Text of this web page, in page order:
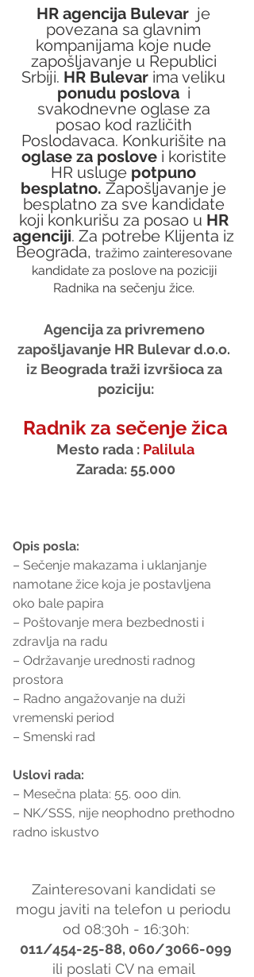
HR agencija Bulevar
  je
povezana sa glavnim
kompanijama koje nude
zapošljavanje u Republici
Srbiji. HR Bulevar ima veliku
ponudu poslova
  i
svakodnevne oglase za
posao kod različith
Poslodavaca. Konkurišite na
oglase za poslove i koristite
HR usluge potpuno
besplatno. Zapošljavanje je
besplatno za sve kandidate
koji konkurišu za posao u HR
agenciji. Za potrebe Klijenta iz
Beograda, tražimo zainteresovane
kandidate za poslove na poziciji
Radnika na sečenju žice.
Agencija za privremeno
zapošljavanje HR Bulevar d.o.o.
iz Beograda traži izvršioca za
poziciju:
Radnik za sečenje žica
Mesto rada : Palilula
Zarada: 55.000
Opis posla:
– Sečenje makazama i uklanjanje
namotane žice koja je postavljena
oko bale papira
– Poštovanje mera bezbednosti i
zdravlja na radu
– Održavanje urednosti radnog
prostora
– Radno angažovanje na duži
vremenski period
– Smenski rad
Uslovi rada:
– Mesečna plata: 55. ooo din.
– NK/SSS, nije neophodno prethodno
radno iskustvo
Zainteresovani kandidati se
mogu javiti na telefon u periodu
od 08:30h - 16:30h:
011/454-25-88, 060/3066-099
ili poslati CV na email